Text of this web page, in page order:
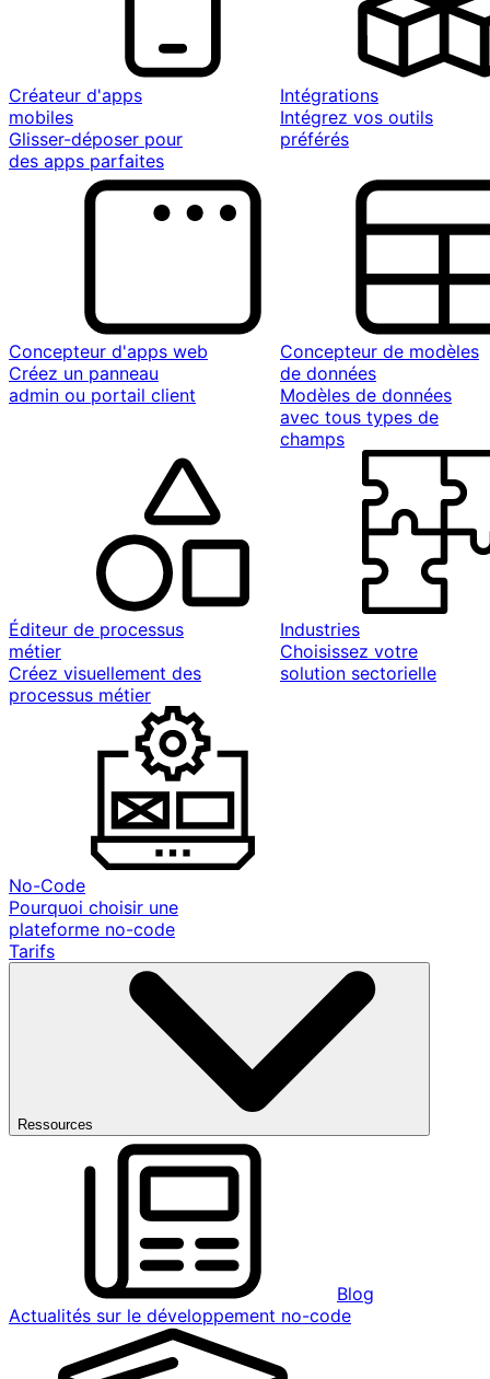
Créateur d'apps
mobiles
Glisser-déposer pour
des apps parfaites
Intégrations
Intégrez vos outils
préférés
Concepteur d'apps web
Créez un panneau
admin ou portail client
Concepteur de modèles
de données
Modèles de données
avec tous types de
champs
Éditeur de processus
métier
Créez visuellement des
processus métier
Industries
Choisissez votre
solution sectorielle
No-Code
Pourquoi choisir une
plateforme no-code
Tarifs
Ressources
Blog
Actualités sur le développement no-code